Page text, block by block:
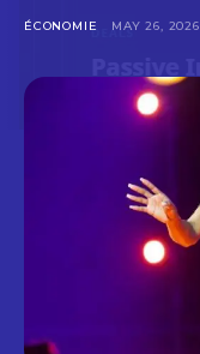
ÉCONOMIE MAY 26, 2026